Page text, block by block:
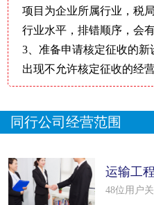
项目为企业所属行业，税
行业水平，排错顺序，会有
3、准备申请核定征收的
出现不允许核定征收的经营
同行公司经营范围
运输工
么填写
48位用户